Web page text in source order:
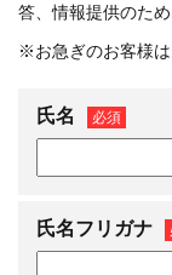
答、情報提供のた
※お急ぎのお客様は
氏名 必須
氏名フリガナ